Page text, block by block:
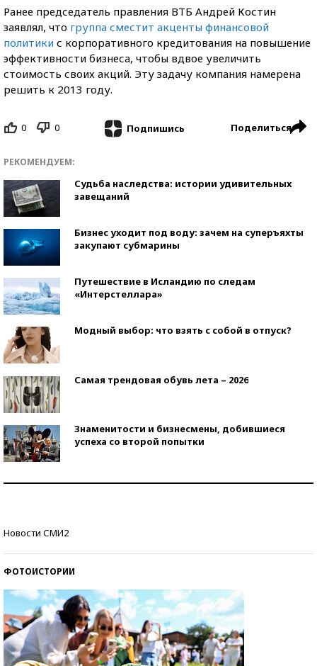
Ранее председатель правления ВТБ Андрей Костин
заявлял, что группа сместит акценты финансовой
политики с корпоративного кредитования на повышение
эффективности бизнеса, чтобы вдвое увеличить
стоимость своих акций. Эту задачу компания намерена
решить к 2013 году.
0 0 Подпишись Поделиться
РЕКОМЕНДУЕМ:
Судьба наследства: истории удивительных
завещаний
Бизнес уходит под воду: зачем на суперъяхты
закупают субмарины
Путешествие в Исландию по следам
«Интерстеллара»
Модный выбор: что взять с собой в отпуск?
Самая трендовая обувь лета – 2026
Знаменитости и бизнесмены, добившиеся
успеха со второй попытки
Новости СМИ2
ФОТОИСТОРИИ